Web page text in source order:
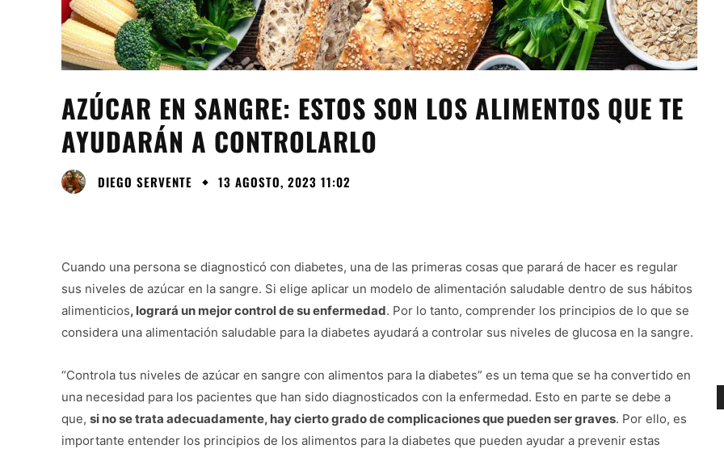
AZÚCAR EN SANGRE: ESTOS SON LOS ALIMENTOS QUE TE
AYUDARÁN A CONTROLARLO
DIEGO SERVENTE 13 AGOSTO, 2023 11:02
Cuando una persona se diagnosticó con diabetes, una de las primeras cosas que parará de hacer es regular
sus niveles de azúcar en la sangre. Si elige aplicar un modelo de alimentación saludable dentro de sus hábitos
alimenticios, logrará un mejor control de su enfermedad. Por lo tanto, comprender los principios de lo que se
considera una alimentación saludable para la diabetes ayudará a controlar sus niveles de glucosa en la sangre.
“Controla tus niveles de azúcar en sangre con alimentos para la diabetes” es un tema que se ha convertido en
una necesidad para los pacientes que han sido diagnosticados con la enfermedad. Esto en parte se debe a
que, si no se trata adecuadamente, hay cierto grado de complicaciones que pueden ser graves. Por ello, es
importante entender los principios de los alimentos para la diabetes que pueden ayudar a prevenir estas